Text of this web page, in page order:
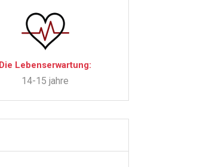
Die Lebenserwartung:
14-15 jahre